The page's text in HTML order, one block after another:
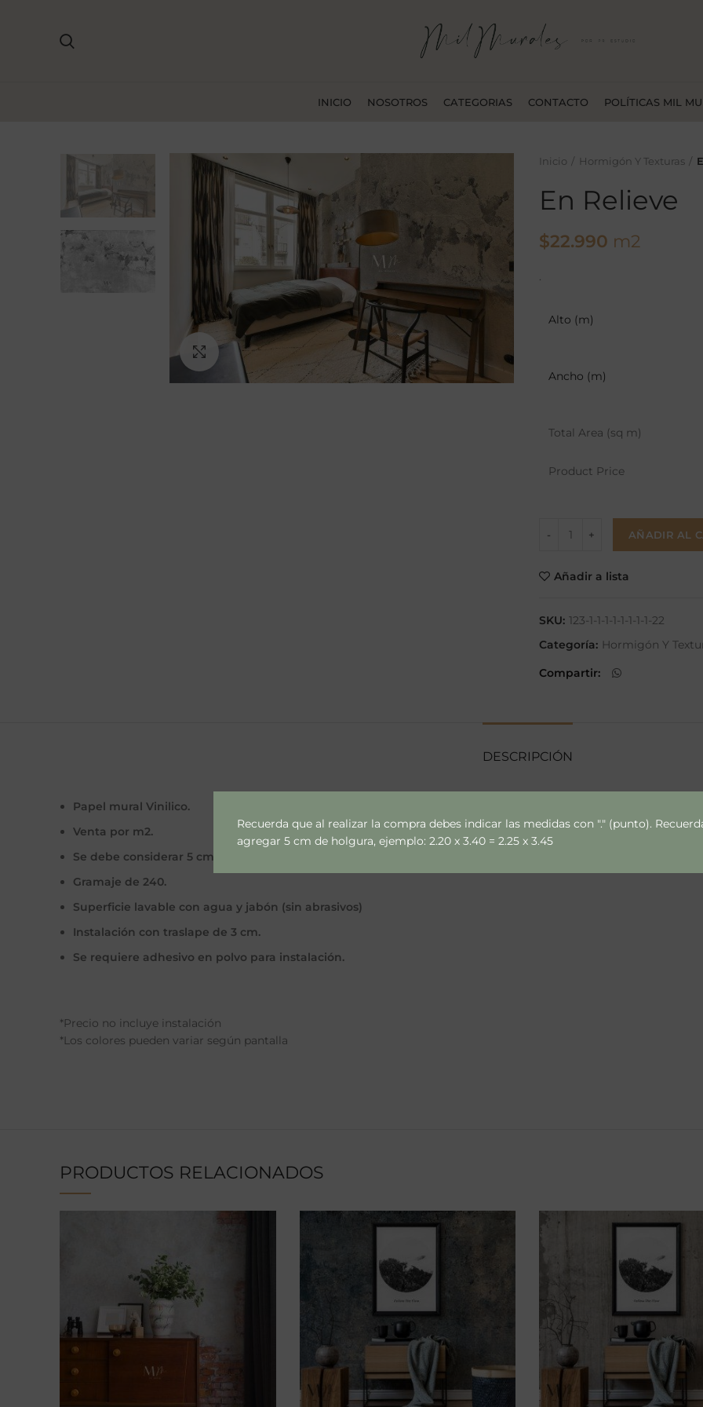
Recuerda que al realizar la compra debes indicar las medidas con "." (punto).
agregar 5 cm de holgura, ejemplo: 2.20 x 3.40 = 2.25 x 3.45
INICIO NOSOTROS CATEGORIAS CONTACTO POLÍTICAS MIL
Ampliar
Inicio Hormigón Y Texturas
En Relieve
$22.990 m2
.
Alto (m)
Ancho (m)
Total Area (sq m)
Product Price
AÑADIR AL
Añadir a lista
SKU: 123-1-1-1-1-1-1-1-1-22
Categoría: Hormigón Y
Compartir
DESCRIPCIÓN
Papel mural Vinilico.
Venta por m2.
Se debe considerar 5 cm extras por lado por calce y variaciones de muros.
Gramaje de 240.
Superficie lavable con agua y jabón (sin abrasivos)
Instalación con traslape de 3 cm.
Se requiere adhesivo en polvo para instalación.
*Precio no incluye instalación
*Los colores pueden variar según pantalla
PRODUCTOS RELACIONADOS